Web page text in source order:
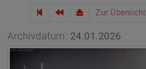
Zur Übersicht
Archivdatum: 24.01.2026